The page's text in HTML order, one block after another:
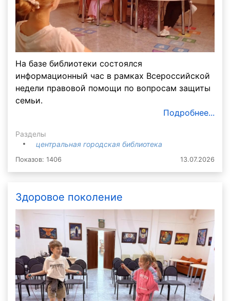
На базе библиотеки состоялся
информационный час в рамках Всероссийской
недели правовой помощи по вопросам защиты
семьи.
Подробнее...
Разделы
центральная городская библиотека
Показов: 1406 13.07.2026
Здоровое поколение